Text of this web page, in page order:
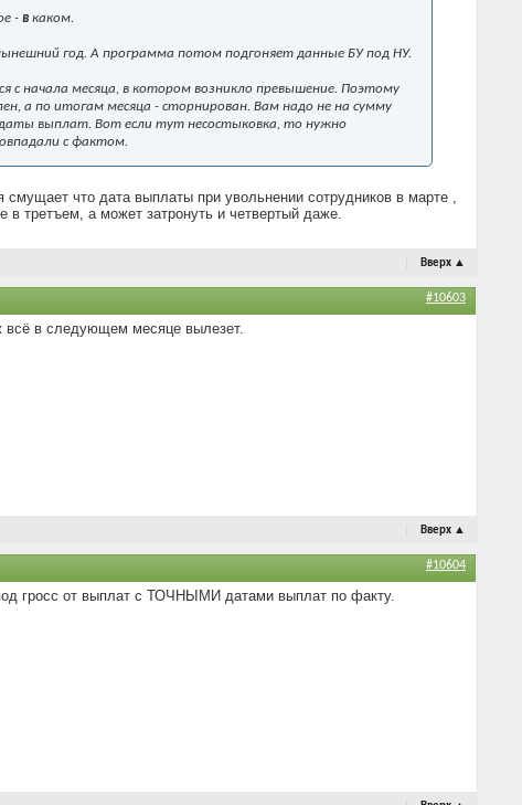
- в каком.
год. А программа потом подгоняет данные БУ под НУ.
с начала месяца, в котором возникло превышение. Поэтому
а по итогам месяца - сторнирован. Вам надо не на сумму
выплат. Вот если тут несостыковка, то нужно
с фактом.
что дата выплаты при увольнении сотрудников в марте ,
в третъем, а может затронуть и четвертый даже.
Вверх ▲
#10603
всё в следующем месяце вылезет.
Вверх ▲
#10604
гросс от выплат с ТОЧНЫМИ датами выплат по факту.